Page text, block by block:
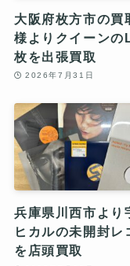
大阪府枚方市の買
様よりクイーンの
枚を出張買取
2026年7月31日
兵庫県川西市より
ヒカルの未開封レ
を店頭買取